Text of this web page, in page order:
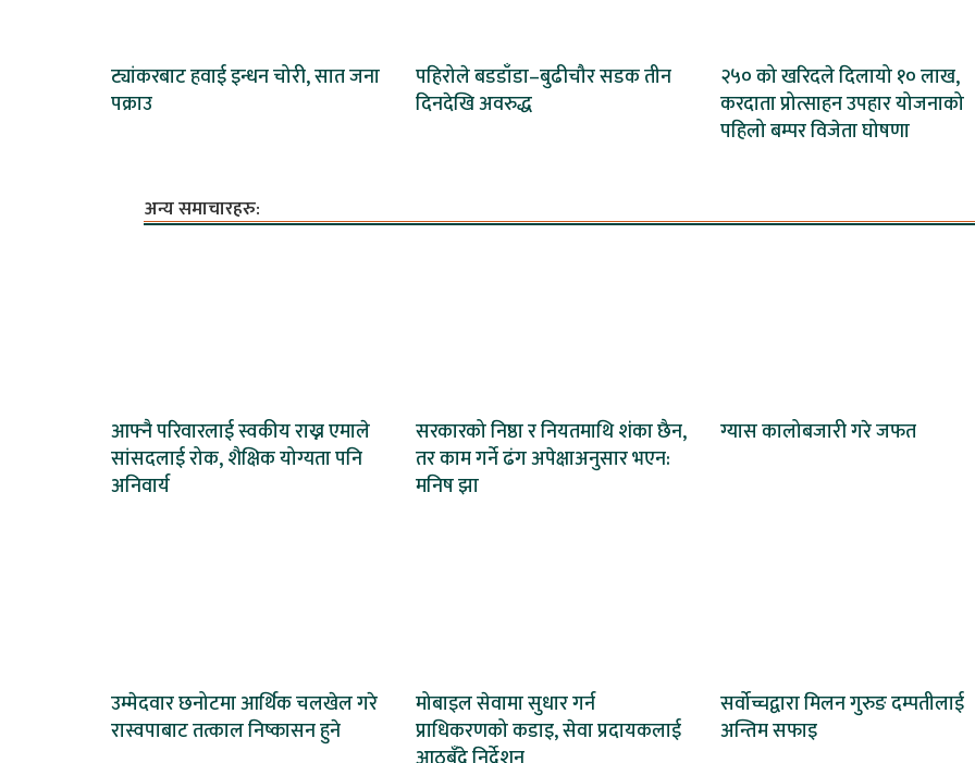
ट्यांकरबाट हवाई इन्धन चोरी, सात जना
पक्राउ
पहिरोले बडडाँडा–बुढीचौर सडक तीन
दिनदेखि अवरुद्ध
२५० को खरिदले दिलायो १० लाख,
करदाता प्रोत्साहन उपहार योजनाको
पहिलो बम्पर विजेता घोषणा
अन्य समाचारहरु:
आफ्नै परिवारलाई स्वकीय राख्न एमाले
सांसदलाई रोक, शैक्षिक योग्यता पनि
अनिवार्य
सरकारको निष्ठा र नियतमाथि शंका छैन,
तर काम गर्ने ढंग अपेक्षाअनुसार भएन:
मनिष झा
ग्यास कालोबजारी गरे जफत
उम्मेदवार छनोटमा आर्थिक चलखेल गरे
रास्वपाबाट तत्काल निष्कासन हुने
मोबाइल सेवामा सुधार गर्न
प्राधिकरणको कडाइ, सेवा प्रदायकलाई
सर्वोच्चद्वारा मिलन गुरुङ दम्पतीलाई
अन्तिम सफाइ